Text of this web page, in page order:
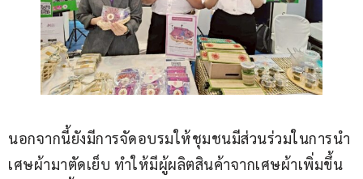
นอกจากนี้ยังมีการจัดอบรมให้ชุมชนมีส่วนร่วมในการนำ
เศษผ้ามาตัดเย็บ ทำให้มีผู้ผลิตสินค้าจากเศษผ้าเพิ่มขึ้น